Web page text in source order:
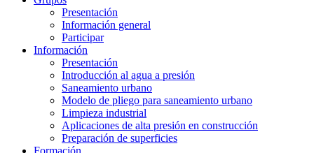
Presentación
Información general
Participar
Información
Presentación
Introducción al agua a presión
Saneamiento urbano
Modelo de pliego para saneamiento urbano
Limpieza industrial
Aplicaciones de alta presión en construcción
Preparación de superficies
Formación